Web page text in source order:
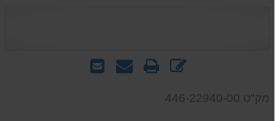
שלח
שאל
הדפס
מק"ט 446-22940-00